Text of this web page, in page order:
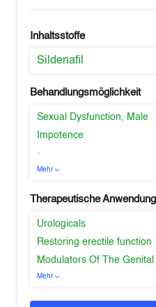
Inhaltsstoffe
Sildenafil
Behandlungsmöglichkeit
Sexual Dysfunction, Male
Impotence
-
Mehr
Therapeutische Anwendung
Urologicals
Restoring erectile function
Modulators Of The Genital
Mehr